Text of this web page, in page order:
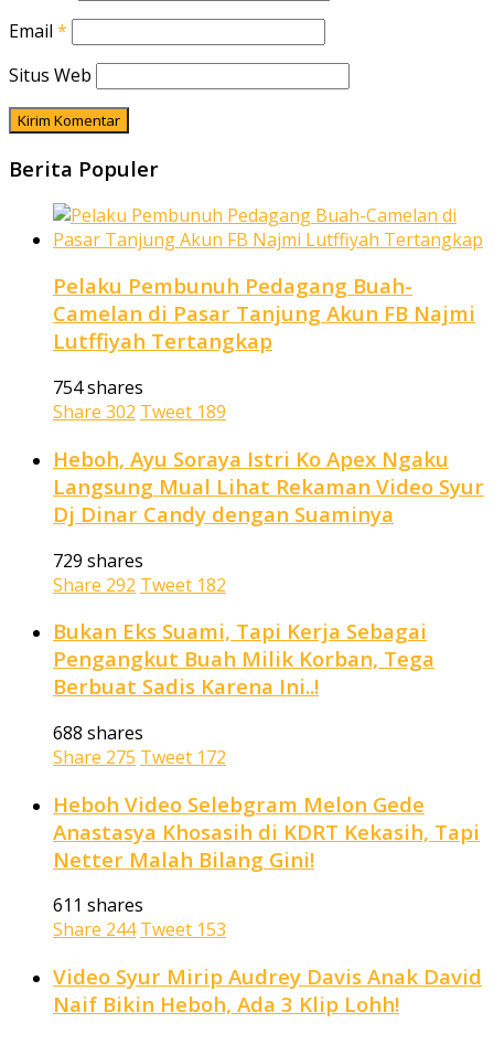
Email *
Situs Web
Berita Populer
Pelaku Pembunuh Pedagang Buah-
Camelan di Pasar Tanjung Akun FB Najmi
Lutffiyah Tertangkap
754 shares
Share 302 Tweet 189
Heboh, Ayu Soraya Istri Ko Apex Ngaku
Langsung Mual Lihat Rekaman Video Syur
Dj Dinar Candy dengan Suaminya
729 shares
Share 292 Tweet 182
Bukan Eks Suami, Tapi Kerja Sebagai
Pengangkut Buah Milik Korban, Tega
Berbuat Sadis Karena Ini..!
688 shares
Share 275 Tweet 172
Heboh Video Selebgram Melon Gede
Anastasya Khosasih di KDRT Kekasih, Tapi
Netter Malah Bilang Gini!
611 shares
Share 244 Tweet 153
Video Syur Mirip Audrey Davis Anak David
Naif Bikin Heboh, Ada 3 Klip Lohh!